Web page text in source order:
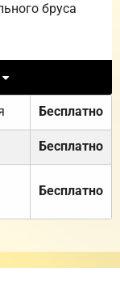
бруса
Бесплатно
Бесплатно
Бесплатно